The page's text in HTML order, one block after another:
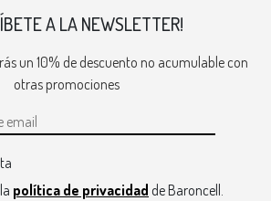
A LA NEWSLETTER!
un 10% de descuento no acumulable con
otras promociones
política de privacidad de Baroncell.